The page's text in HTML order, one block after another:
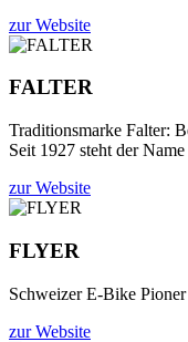
zur Website
FALTER
Traditionsmarke Falter:
Seit 1927 steht der
zur Website
FLYER
Schweizer E-Bike
zur Website